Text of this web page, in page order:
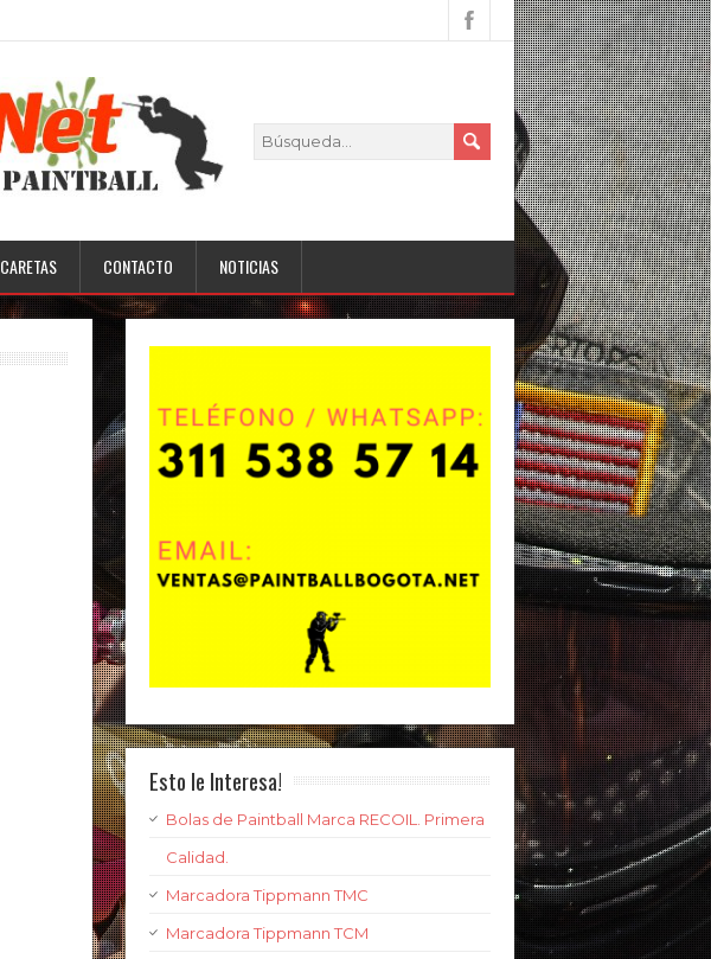
CARETAS CONTACTO NOTICIAS
Esto le Interesa!
Bolas de Paintball Marca RECOIL. Primera
Calidad.
Marcadora Tippmann TMC
Marcadora Tippmann TCM